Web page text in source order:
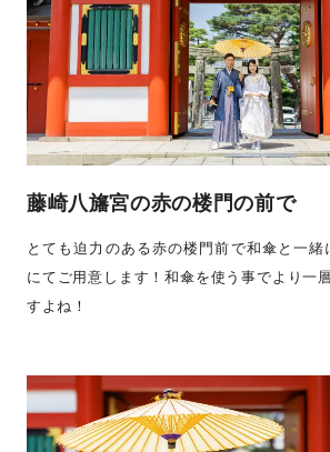
藤崎八旛宮の赤の楼門の前で
とても迫力のある赤の楼門前で和傘と一
にてご用意します！和傘を使う事でより一
すよね！